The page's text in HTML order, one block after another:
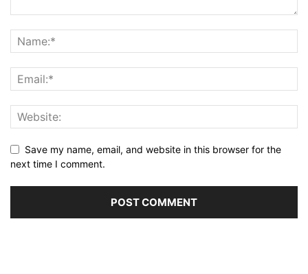
Save my name, email, and website in this browser for the
next time I comment.